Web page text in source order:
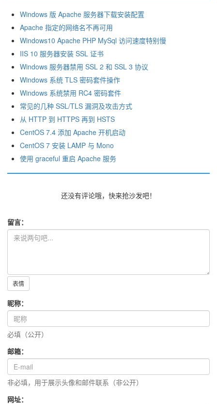
Windows 版 Apache 服务器下载安装配置
Apache 指定的网络名不再可用
Windows10 Apache PHP MySql 访问速度特别慢
IIS 10 服务器安装 SSL 证书
Windows 服务器禁用 SSL 2 和 SSL 3 协议
Windows 系统 TLS 密码套件操作
Windows 系统禁用 RC4 密码套件
常见的几种 SSL/TLS 漏洞及攻击方式
从 HTTP 到 HTTPS 再到 HSTS
CentOS 7.4 添加 Apache 开机启动
CentOS 7 安装 LAMP 与 Mono
使用 graceful 重启 Apache 服务
还没有评论哦，快来抢沙发吧！
留言：
表情
昵称：
必填（公开）
邮箱：
非必填，用于展示头像和邮件联系（非公开）
网址：